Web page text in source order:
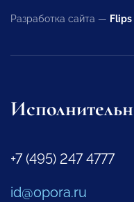
Разработка сайта — Flips
+7 (495) 247 4777
id@opora.ru